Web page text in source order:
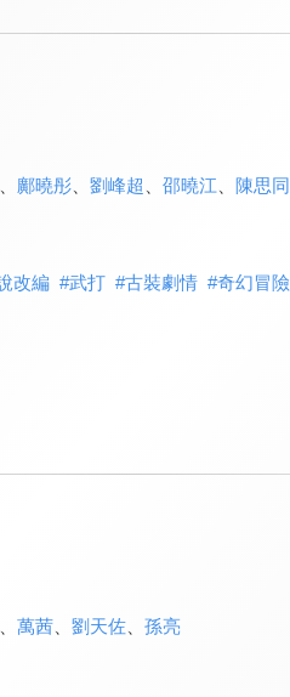
鄺曉彤、 劉峰超 邵曉江 陳思同
改編 #武打 #古裝劇情 #奇幻冒險
萬茜、 劉天佐、 孫亮